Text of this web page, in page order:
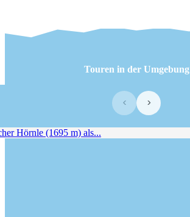
Touren in der Umgebung
‹ ›